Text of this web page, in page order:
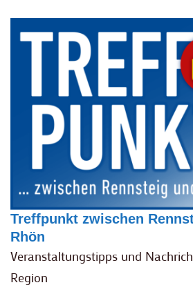
Treffpunkt zwischen
Rhön
Veranstaltungstipps und
Region